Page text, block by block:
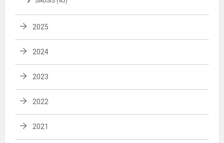
2025
2024
2023
2022
2021